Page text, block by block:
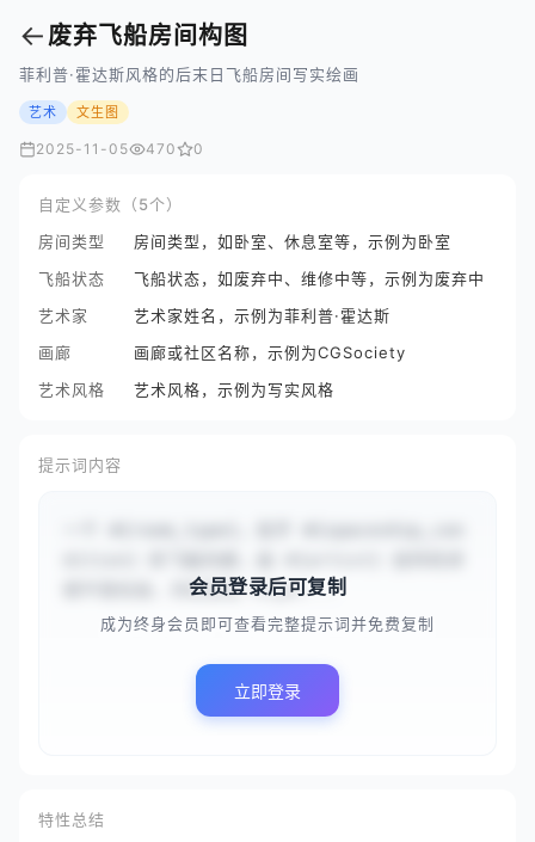
← 废弃飞船房间构图
菲利普·霍达斯风格的后末日飞船房间写实绘画
艺术 文生图
2025-11-05 470 0
自定义参数（5个）
房间类型
房间类型，如卧室、休息室等，示例为卧室
飞船状态
飞船状态，如废弃中、维修中等，示例为废弃中
艺术家
艺术家姓名，示例为菲利普·霍达斯
画廊
画廊或社区名称，示例为CGSociety
艺术风格
艺术风格，示例为写实风格
提示词内容
细平面绘画，风格源自 #{gal...
会员登录后可复制
成为终身会员即可查看完整提示词并免费复制
立即登录
特性总结